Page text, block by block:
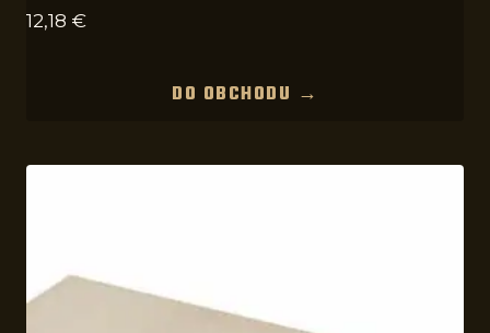
12,18 €
DO OBCHODU →